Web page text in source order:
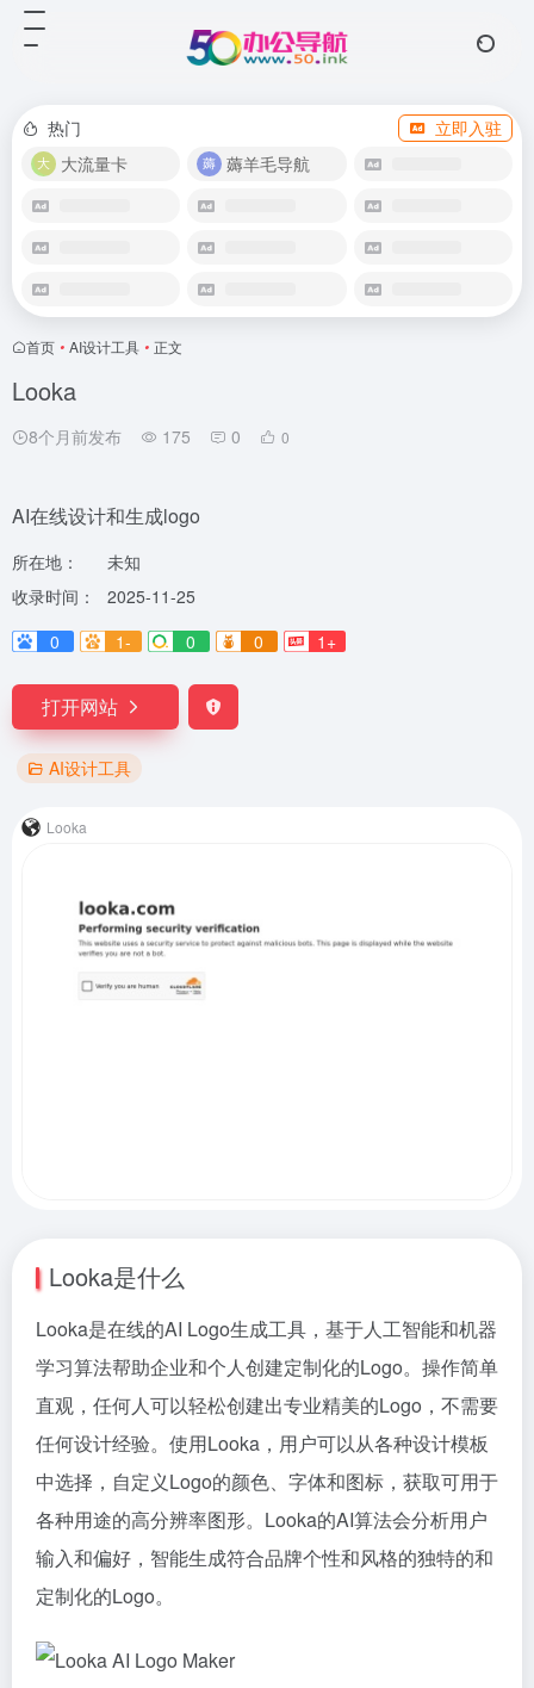
热门
立即入驻
大流量卡
薅羊毛导航
首页 • AI设计工具 • 正文
Looka
8个月前发布 175 0 0
AI在线设计和生成logo
所在地：
未知
收录时间：
2025-11-25
0
1- 0 0 1+
打开网站
AI设计工具
Looka
Looka是什么
Looka是在线的AI Logo生成工具，基于人工智能和机器
学习算法帮助企业和个人创建定制化的Logo。操作简单
直观，任何人可以轻松创建出专业精美的Logo，不需要
任何设计经验。使用Looka，用户可以从各种设计模板
中选择，自定义Logo的颜色、字体和图标，获取可用于
各种用途的高分辨率图形。Looka的AI算法会分析用户
输入和偏好，智能生成符合品牌个性和风格的独特的和
定制化的Logo。